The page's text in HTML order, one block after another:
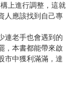
上進行調整，這就
人應該找到自己專
連老手也會遇到的
，本書都能帶來啟
市中獲利滿滿，達